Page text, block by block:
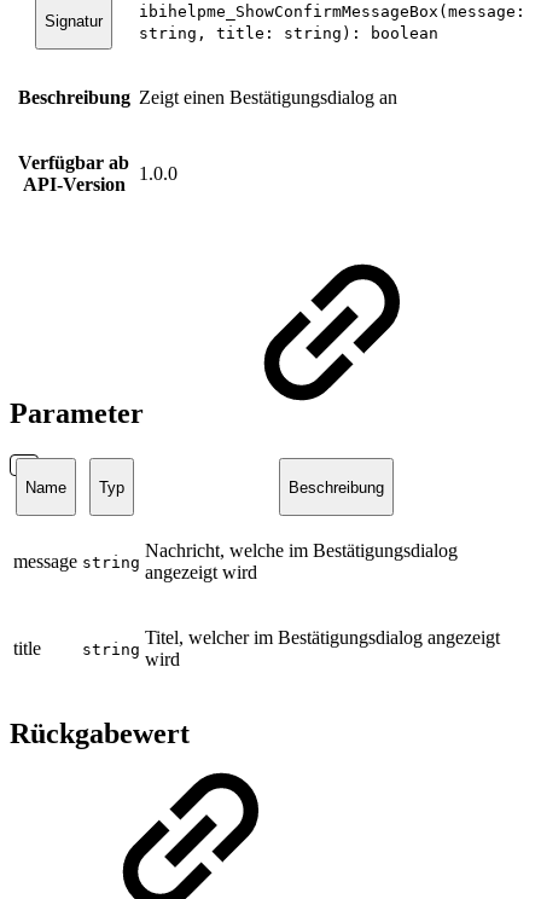
Signatur
ibihelpme_ShowConfirmMessageBox(message:
string, title: string): boolean
Beschreibung Zeigt einen Bestätigungsdialog an
Verfügbar ab
API-Version
1.0.0
Parameter
Name Typ Beschreibung
message string
Nachricht, welche im Bestätigungsdialog
angezeigt wird
title string
Titel, welcher im Bestätigungsdialog angezeigt
wird
Rückgabewert